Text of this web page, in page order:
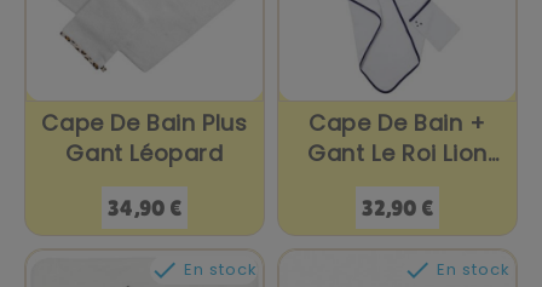
Cape De Bain Plus
Gant Léopard
Prix
34,90 €
Cape De Bain +
Gant Le Roi Lion
80X80 Cm
Prix
32,90 €
 En stock  En stock